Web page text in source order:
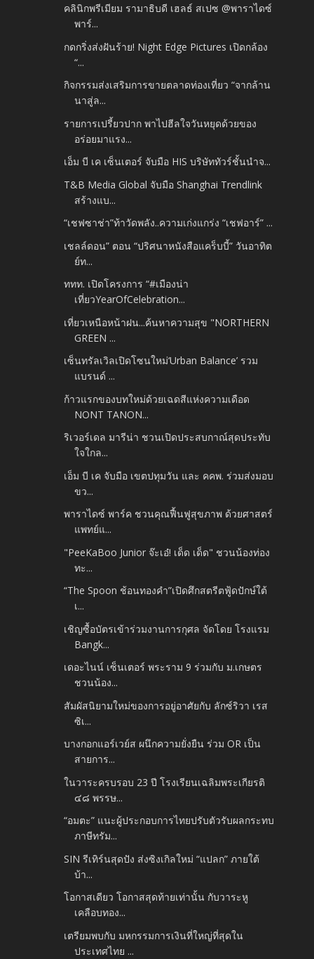
คลินิกพรีเมียม รามาธิบดี เฮลธ์ สเปซ @พาราไดซ์
พาร์...
กดกริ่งส่งฝันร้าย! Night Edge Pictures เปิดกล้อง
“...
กิจกรรมส่งเสริมการขายตลาดท่องเที่ยว “จากล้าน
นาสู่ล...
รายการเปรี้ยวปาก พาไปฮีลใจวันหยุดด้วยของ
อร่อยมาแรง...
เอ็ม บี เค เซ็นเตอร์ จับมือ HIS บริษัททัวร์ชั้นนำจ...
T&B Media Global จับมือ Shanghai Trendlink
สร้างแบ...
“เชฟซาช่า”ท้าวัดพลัง..ความเก่งแกร่ง “เชฟอาร์” ...
เชลล์ดอน” ตอน “ปริศนาหนังสือแคร็บบี้” วันอาทิต
ย์ท...
ททท. เปิดโครงการ “#เมืองน่า
เที่ยวYearOfCelebration...
เที่ยวเหนือหน้าฝน...ค้นหาความสุข "NORTHERN
GREEN ...
เซ็นทรัลเวิลเปิดโซนใหม่‘Urban Balance’ รวม
แบรนด์ ...
ก้าวแรกของบทใหม่ด้วยเฉดสีแห่งความเดือด
NONT TANON...
ริเวอร์เดล มารีน่า ชวนเปิดประสบกาณ์สุดประทับ
ใจใกล...
เอ็ม บี เค จับมือ เขตปทุมวัน และ คคพ. ร่วมส่งมอบ
ขว...
พาราไดซ์ พาร์ค ชวนคุณฟื้นฟูสุขภาพ ด้วยศาสตร์
แพทย์แ...
"PeeKaBoo Junior จ๊ะเอ๋! เด็ด เด็ด" ชวนน้องท่อง
ทะ...
“The Spoon ช้อนทองคำ”เปิดศึกสตรีตฟู้ดปักษ์ใต้
เ...
เชิญซื้อบัตรเข้าร่วมงานการกุศล จัดโดย โรงแรม
Bangk...
เดอะไนน์ เซ็นเตอร์ พระราม 9 ร่วมกับ ม.เกษตร
ชวนน้อง...
สัมผัสนิยามใหม่ของการอยู่อาศัยกับ ลักซ์ริวา เรส
ซิเ...
บางกอกแอร์เวย์ส ผนึกความยั่งยืน ร่วม OR เป็น
สายการ...
ในวาระครบรอบ 23 ปี โรงเรียนเฉลิมพระเกียรติ
๔๘ พรรษ...
“อมตะ” แนะผู้ประกอบการไทยปรับตัวรับผลกระทบ
ภาษีทรัม...
SIN รีเทิร์นสุดปัง ส่งซิงเกิลใหม่ “แปลก” ภายใต้
บ้า...
โอกาสเดียว โอกาสสุดท้ายเท่านั้น กับวาระหู
เคลือบทอง...
เตรียมพบกับ มหกรรมการเงินที่ใหญ่ที่สุดใน
ประเทศไทย ...